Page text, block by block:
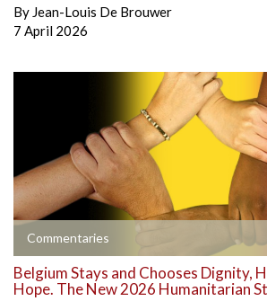
By Jean-Louis De Brouwer
7 April 2026
Commentaries
Belgium Stays and Chooses Dignity,
Hope. The New 2026 Humanitarian